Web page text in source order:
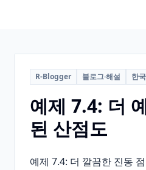
R-Blogger 블로그·해설 한
예제 7.4: 더
된 산점도
예제 7.4: 더 깔끔한 진동